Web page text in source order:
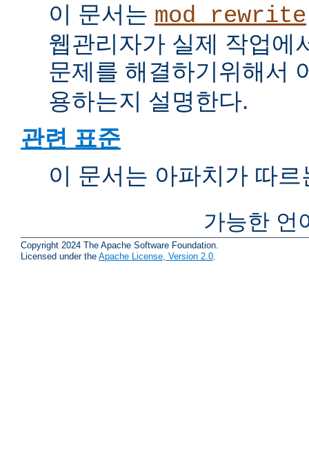
이 문서는 mod_rewrite
웹관리자가 실제 작업에
문제를 해결하기위해서
용하는지 설명한다.
관련 표준
이 문서는 아파치가 따
가능한 언
Copyright 2024 The Apache Software Foundation.
Licensed under the Apache License, Version 2.0